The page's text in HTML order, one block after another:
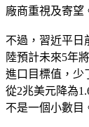
廠商重視及寄望
不過，習近平日
陸預計未來5年
進口目標值，少
從2兆美元降為
不是一個小數目